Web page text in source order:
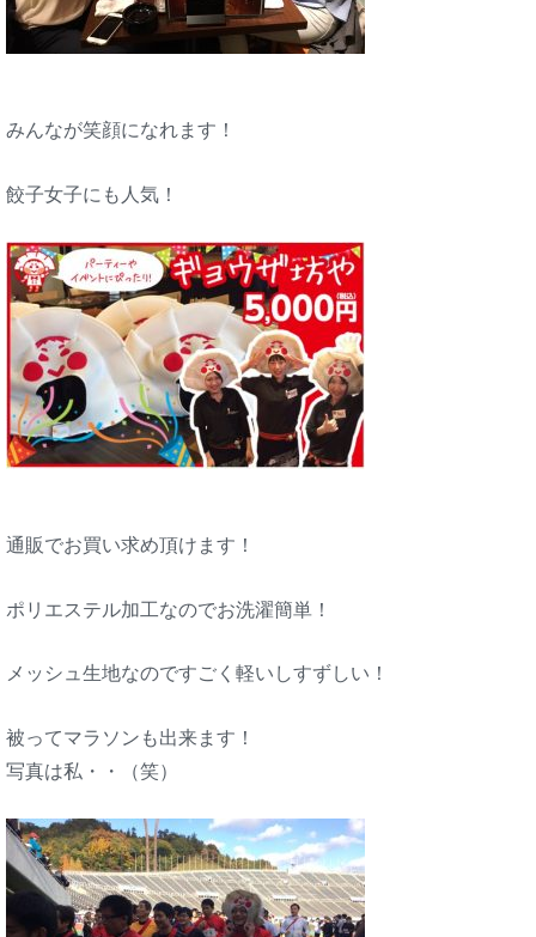
みんなが笑顔になれます！
餃子女子にも人気！
通販でお買い求め頂けます！
ポリエステル加工なのでお洗濯簡単！
メッシュ生地なのですごく軽いしすずしい！
被ってマラソンも出来ます！
写真は私・・（笑）